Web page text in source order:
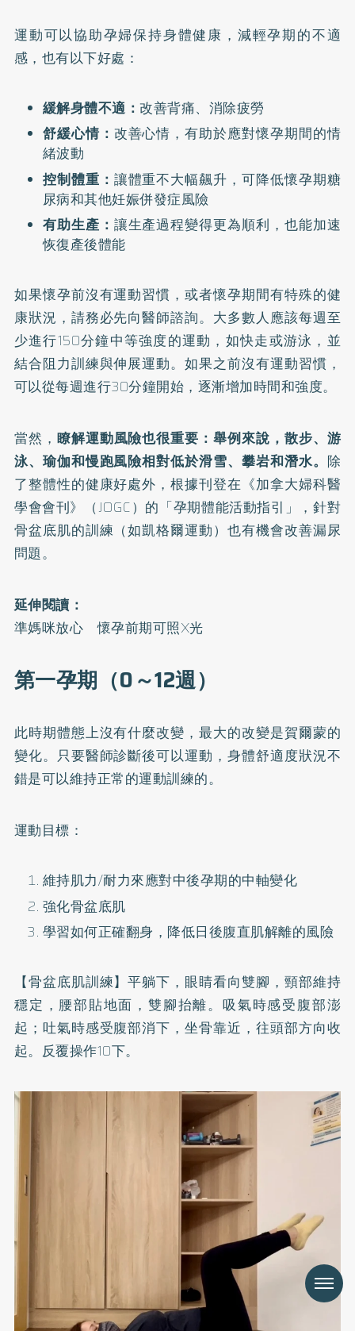
運動可以協助孕婦保持身體健康，減輕孕期的不適
感，也有以下好處：
緩解身體不適：改善背痛、消除疲勞
舒緩心情： 改善心情，有助於應對懷孕期間的情
緒波動
控制體重： 讓體重不大幅飆升，可降低懷孕期糖
尿病和其他妊娠併發症風險
有助生產： 讓生產過程變得更為順利，也能加速
恢復產後體能
如果懷孕前沒有運動習慣，或者懷孕期間有特殊的健
康狀況，請務必先向醫師諮詢。大多數人應該每週至
少進行150分鐘中等強度的運動 ，如快走或游泳，並
結合阻力訓練與伸展運動。如果之前沒有運動習慣，
可以從每週進行30分鐘開始，逐漸增加時間和強度。
當然， 瞭解運動風險也很重要：舉例來說，散步、游
泳、瑜伽和慢跑風險相對低於滑雪、攀岩和潛水。 除
了整體性的健康好處外，根據刊登在《加拿大婦科醫
學會會刊》（JOGC）的 「孕期體能活動指引」
，針對
骨盆底肌的訓練（如凱格爾運動）也有機會改善漏尿
問題。
延伸閱讀：
準媽咪放心 懷孕前期可照X光
第一孕期（0～12週）
此時期體態上沒有什麼改變，最大的改變是賀爾蒙的
變化。只要醫師診斷後可以運動，身體舒適度狀況不
錯是可以維持正常的運動訓練的。
運動目標：
維持肌力/耐力來應對中後孕期的中軸變化
強化骨盆底肌
學習如何正確翻身，降低日後腹直肌解離的風險
【骨盆底肌訓練】平躺下，眼睛看向雙腳，頸部維持
穩定，腰部貼地面，雙腳抬離。吸氣時感受腹部澎
起；吐氣時感受腹部消下，坐骨靠近，往頭部方向收
起。反覆操作10下。
Menu